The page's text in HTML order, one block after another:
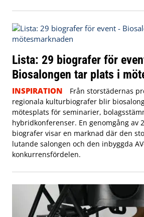
Lista: 29 biografer för
Biosalongen tar plats i
INSPIRATION
Från storstädernas
regionala kulturbiografer blir
mötesplats för seminarier,
hybridkonferenser. En genomgång av
biografer visar en marknad där den
lutande salongen och den inbyggda
konkurrensfördelen.